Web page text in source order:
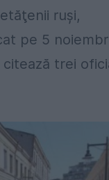
ruşi,
pe 5
trei